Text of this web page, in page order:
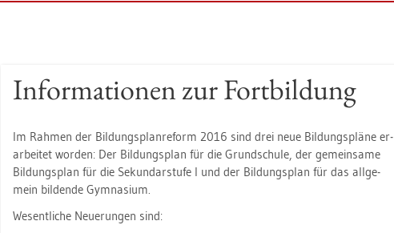
In­for­ma­tio­nen zur Fort­bil­dung
Im Rah­men der Bil­dungs­plan­re­form 2016 sind drei neue Bil­dungs­plä­ne er­
ar­bei­tet wor­den: Der Bil­dungs­plan für die Grund­schu­le, der ge­mein­sa­me
Bil­dungs­plan für die Se­kun­dar­stu­fe I und der Bil­dungs­plan für das all­ge­
mein bil­den­de Gym­na­si­um.
We­sent­li­che Neue­run­gen sind: